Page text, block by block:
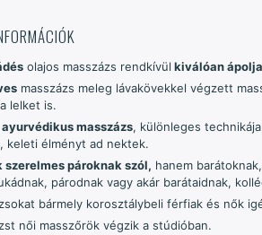
olajos masszázs rendkívül kiválóan
masszázs meleg lávakövekkel végzett
lelket is.
masszázs, különleges
keleti élményt ad nektek.
szerelmes pároknak szól, hanem
párodnak vagy akár barátaidnak,
bármely korosztálybeli férfiak és nők
női masszőrök végzik a stúdióban.